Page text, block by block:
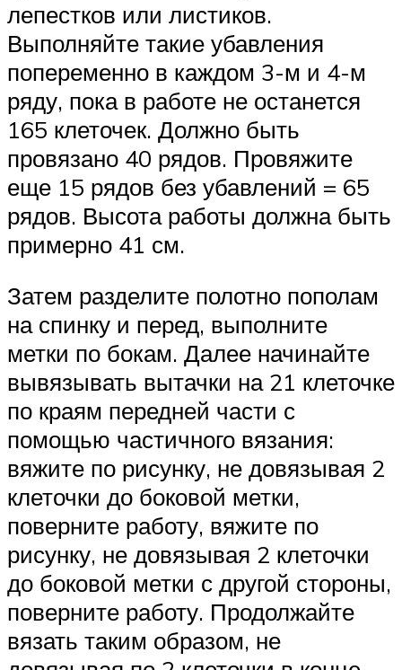
лепестков или листиков.
Выполняйте такие убавления
попеременно в каждом 3-м и 4-м
ряду, пока в работе не останется
165 клеточек. Должно быть
провязано 40 рядов. Провяжите
еще 15 рядов без убавлений = 65
рядов. Высота работы должна быть
примерно 41 см.
Затем разделите полотно пополам
на спинку и перед, выполните
метки по бокам. Далее начинайте
вывязывать вытачки на 21 клеточке
по краям передней части с
помощью частичного вязания:
вяжите по рисунку, не довязывая 2
клеточки до боковой метки,
поверните работу, вяжите по
рисунку, не довязывая 2 клеточки
до боковой метки с другой стороны,
поверните работу. Продолжайте
вязать таким образом, не